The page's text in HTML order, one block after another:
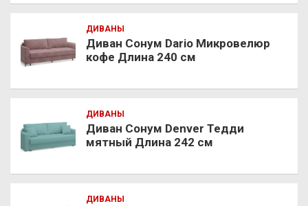
ДИВАНЫ
Диван Сонум Dario Микровелюр
кофе Длина 240 см
ДИВАНЫ
Диван Сонум Denver Тедди
мятный Длина 242 см
ДИВАНЫ